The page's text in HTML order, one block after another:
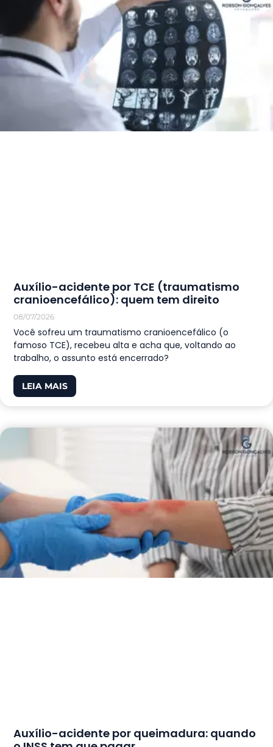
Auxílio-acidente por TCE (traumatismo
cranioencefálico): quem tem direito
08/07/2026
Você sofreu um traumatismo cranioencefálico (o
famoso TCE), recebeu alta e acha que, voltando ao
trabalho, o assunto está encerrado?
LEIA MAIS
Auxílio-acidente por queimadura: quando